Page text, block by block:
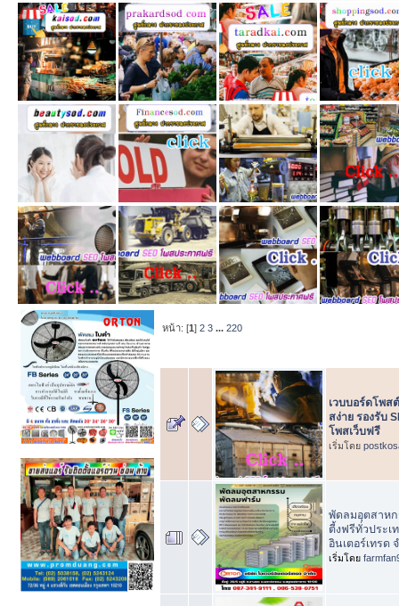
หน้า: [1]2 3 ...220
เวบบอร์ดโพส
สง่าย รองรับ
โพสเว็บฟรี
เริ่มโดย
พัดลมอุตสาห
ตี้งฟรีทั่วประเ
อินเตอร์เทรด
เริ่มโดย